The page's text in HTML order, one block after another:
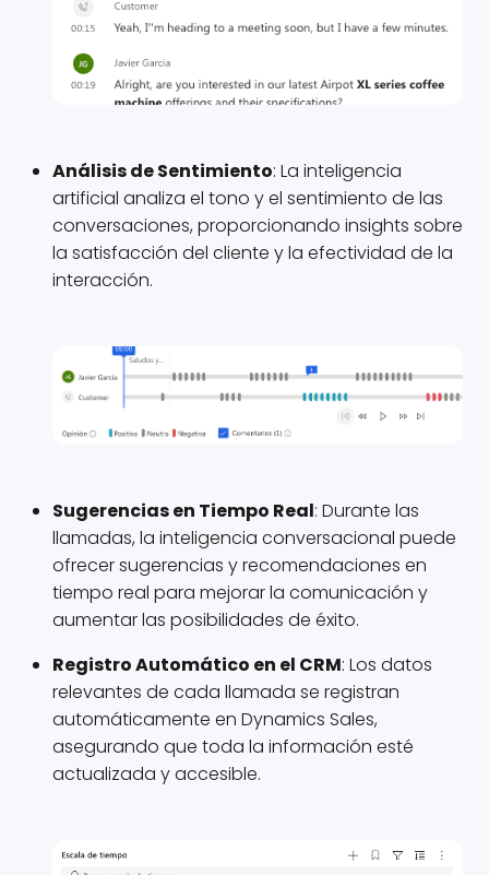
Análisis de Sentimiento: La inteligencia
artificial analiza el tono y el sentimiento de las
conversaciones, proporcionando insights sobre
la satisfacción del cliente y la efectividad de la
interacción.
Sugerencias en Tiempo Real: Durante las
llamadas, la inteligencia conversacional puede
ofrecer sugerencias y recomendaciones en
tiempo real para mejorar la comunicación y
aumentar las posibilidades de éxito.
Registro Automático en el CRM: Los datos
relevantes de cada llamada se registran
automáticamente en Dynamics Sales,
asegurando que toda la información esté
actualizada y accesible.